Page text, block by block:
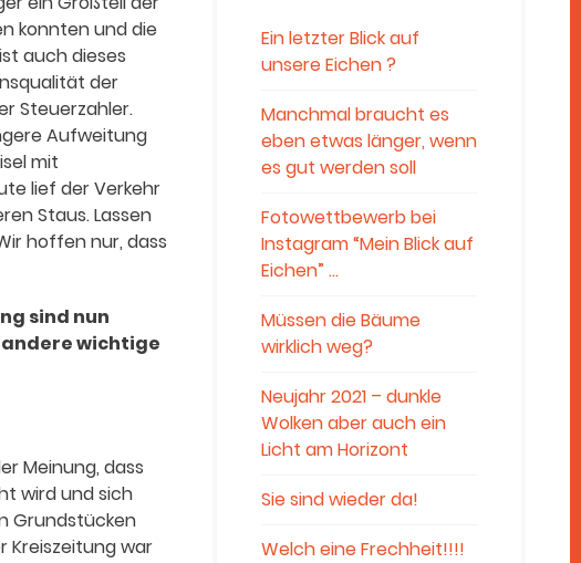
konnten und die
auch dieses
der
Steuerzahler.
Aufweitung
mit
lief der Verkehr
Staus. Lassen
hoffen nur, dass
sind nun
wichtige
Meinung, dass
wird und sich
Grundstücken
Kreiszeitung war
Ein letzter Blick auf
unsere Eichen ?
Manchmal braucht es
eben etwas länger, wenn
es gut werden soll
Fotowettbewerb bei
Instagram “Mein Blick auf
Eichen” …
Müssen die Bäume
wirklich weg?
Neujahr 2021 – dunkle
Wolken aber auch ein
Licht am Horizont
Sie sind wieder da!
Welch eine Frechheit!!!!